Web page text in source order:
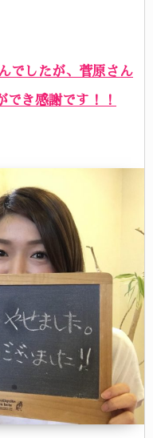
でしたが、菅原さん
でき感謝です！！